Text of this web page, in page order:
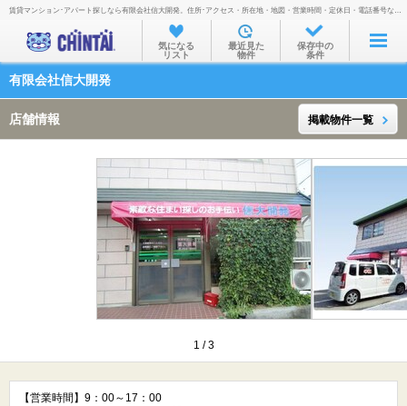
お部屋を探す
沿線・駅から
通勤通学時間から
物件特集から
不動産会社から
TOP
賃貸マンション･アパート探しなら有限会社信大開発。住所･アクセス・所在地・地図・営業時間・定休日・電話番号などを掲載。
気になる
リスト
最近見た
物件
保存中の
条件
有限会社信大開発
店舗情報 掲載物件一覧
1 /3
【営業時間】9：00～17：00